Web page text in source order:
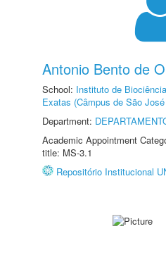
Antonio Bento de
School: Instituto de
Exatas (Câmpus de São
Department:
Academic Appointment
title: MS-3.1
Repositório Institucional